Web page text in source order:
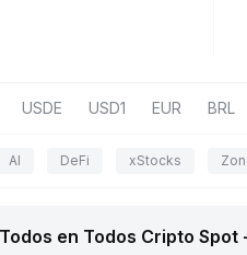
USDE USD1 EUR BRL
AI DeFi xStocks
en Todos Cripto Spot